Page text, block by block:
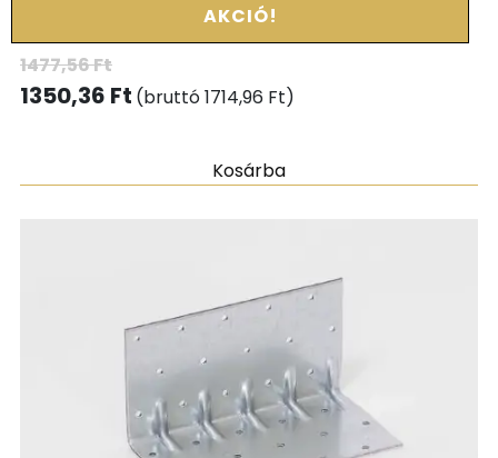
AKCIÓ!
1477,56Ft
1350,36 Ft (bruttó1714,96 Ft)
Kosárba